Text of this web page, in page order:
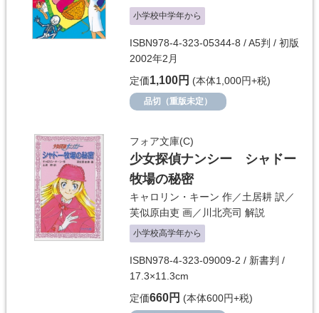
小学校中学年から
ISBN978-4-323-05344-8 / A5判 / 初版
2002年2月
定価1,100円 (本体1,000円+税)
品切（重版未定）
フォア文庫(C)
少女探偵ナンシー シャドー
牧場の秘密
キャロリン・キーン 作／土居耕 訳／
芙似原由吏 画／ 川北亮司 解説
小学校高学年から
ISBN978-4-323-09009-2 / 新書判 /
17.3×11.3cm
定価660円 (本体600円+税)